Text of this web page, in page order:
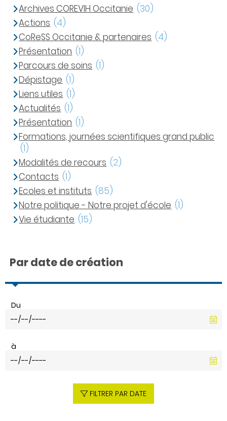
Archives COREVIH Occitanie (30)
Actions (4)
CoReSS Occitanie & partenaires (4)
Présentation (1)
Parcours de soins (1)
Dépistage (1)
Liens utiles (1)
Actualités (1)
Présentation (1)
Formations, journées scientifiques grand public
(1)
Modalités de recours (2)
Contacts (1)
Ecoles et instituts (85)
Notre politique - Notre projet d'école (1)
Vie étudiante (15)
Par date de création
Du
à
FILTRER PAR DATE